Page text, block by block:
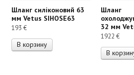
Шланг силіконовий 63
мм Vetus SIHOSE63
193 €
В корзину
Шланг
32 мм
1922 €
В